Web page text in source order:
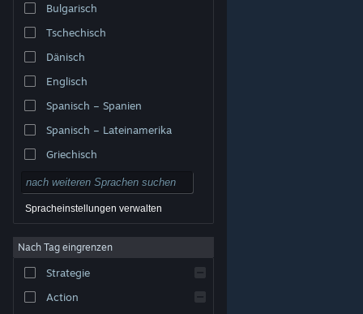
© Valve Corporation. Alle Rechte vorbehalten. Alle
USA und anderen Ländern.
Rechtliches
Barrierefreiheit
Nutzungsvertrag
Bulgarisch
Tschechisch
Dänisch
Englisch
Spanisch – Spanien
Spanisch – Lateinamerika
Griechisch
Spracheinstellungen verwalten
Nach Tag eingrenzen
Strategie
Action